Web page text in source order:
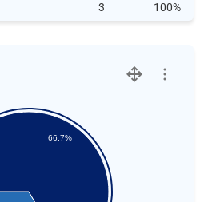
3 100%
66.7%